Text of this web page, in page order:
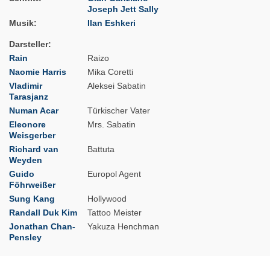
Joseph Jett Sally
Musik
Ilan Eshkeri
Darsteller
Rain
Raizo
Naomie Harris
Mika Coretti
Vladimir
Tarasjanz
Aleksei Sabatin
Numan Acar
Türkischer Vater
Eleonore
Weisgerber
Mrs. Sabatin
Richard van
Weyden
Battuta
Guido
Föhrweißer
Europol Agent
Sung Kang
Hollywood
Randall Duk Kim
Tattoo Meister
Jonathan Chan-
Pensley
Yakuza Henchman